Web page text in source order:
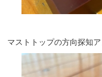
マストトップの方向探知